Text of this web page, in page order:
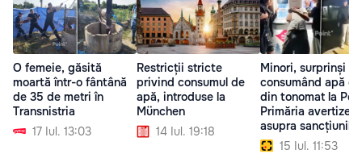
O femeie, găsită
moartă într-o fântână
de 35 de metri în
Transnistria
17 Iul. 13:03
Restricții stricte
privind consumul de
apă, introduse la
München
14 Iul. 19:18
Minori, surprinși
consumând apă
din tonomat la
Primăria
asupra sancțiunilor
15 Iul. 11:53